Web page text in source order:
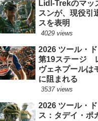
Lidl-Trekのマッ
スンが、現役引
スを表明
4029 views
2026 ツール・
第19ステージ
ヴェネプールは
に阻まれる
3537 views
2026 ツール・
ス：タデイ・ポ